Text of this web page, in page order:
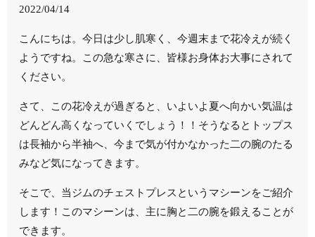
2022/04/14
こんにちは。今日は少し肌寒く、今週末まで花冷えが続く
ようですね。この急な寒さに、皆様お身体お大事にされて
ください。
さて、この花冷えが過ぎると、いよいよ夏へ向かい気温は
どんどん高くなっていくでしょう！！そうなるとトップス
は長袖から半袖へ、今まで気が付かなかった二の腕のたる
みなど気になってきます。
そこで、当ジムのチェストプレスというマシーンをご紹介
します！このマシーンは、主に胸と二の腕を鍛えることが
できます。